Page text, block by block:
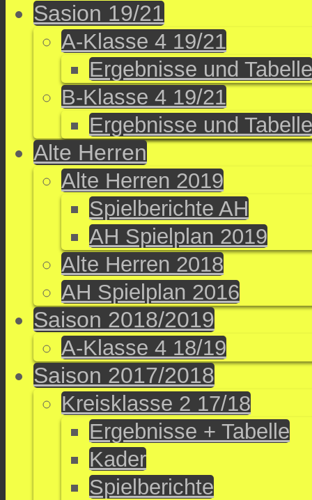
Sasion 19/21
A-Klasse 4 19/21
Ergebnisse und Tabelle
B-Klasse 4 19/21
Ergebnisse und Tabelle
Alte Herren
Alte Herren 2019
Spielberichte AH
AH Spielplan 2019
Alte Herren 2018
AH Spielplan 2016
Saison 2018/2019
A-Klasse 4 18/19
Saison 2017/2018
Kreisklasse 2 17/18
Ergebnisse + Tabelle
Kader
Spielberichte